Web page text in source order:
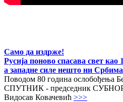
Само да издрже!
Русија поново спасава свет као
а западне силе нешто ни
Поводом 80 година ослобођења
СПУТНИК - председник СУБНОР
Видосав Ковачевић >>>